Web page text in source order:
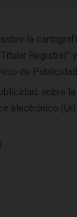
la
Registral”
de
sobre
electrónico